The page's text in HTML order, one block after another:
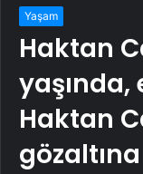
Yaşam
Haktan
yaşında,
Haktan
gözaltına